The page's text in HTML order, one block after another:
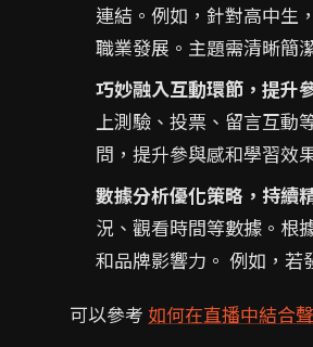
連結。例如，針對高中生
職業發展。主題需清晰簡
巧妙融入互動環節，提升
上測驗、投票、留言互動
問，提升參與感和學習效
數據分析優化策略，持續
況、觀看時間等數據。根
和品牌影響力。 例如，若
可以參考 如何在直播中結合